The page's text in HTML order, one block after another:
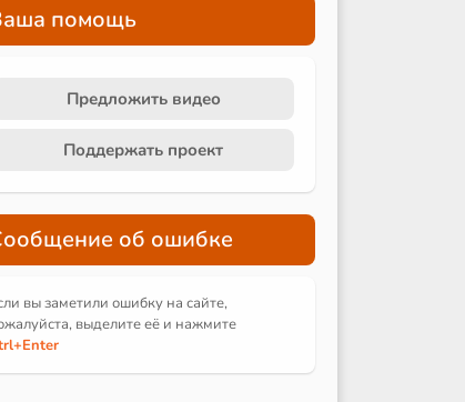
помощь
Предложить видео
Поддержать проект
об ошибке
вы заметили ошибку на сайте,
выделите её и нажмите
+Enter